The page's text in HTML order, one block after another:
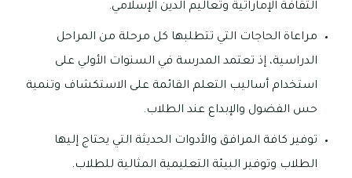
الثقافة الإماراتية وتعاليم الدين الإسلامي.
مراعاة الحاجات التي تتطلبها كل مرحلة من المراحل
الدراسية، إذ تعتمد المدرسة في السنوات الأولي على
استخدام أساليب التعلم القائمة على الاستكشاف وتنمية
حس الفضول والإبداع عند الطلاب.
توفير كافة المرافق والأدوات الحديثة التي يحتاج إليها
الطلاب وتوفير البيئة التعليمية المثالية للطلاب.